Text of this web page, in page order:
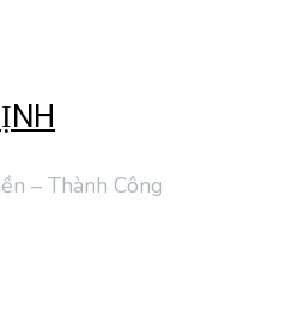
– Thành Công